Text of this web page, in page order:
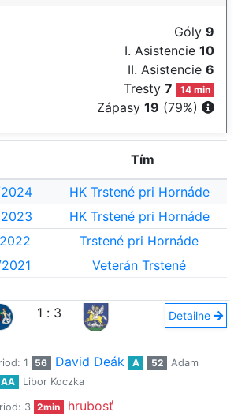
Góly 9
I. Asistencie 10
II. Asistencie 6
Tresty7 14 min
Zápasy 19 (79%)
Tím
HK Trstené pri Hornáde
HK Trstené pri Hornáde
Trstené pri Hornáde
Veterán Trstené
1 : 3 Detailne
1 56 David Deák A 52
Adam
AA Libor Koczka
3 2min hrubosť